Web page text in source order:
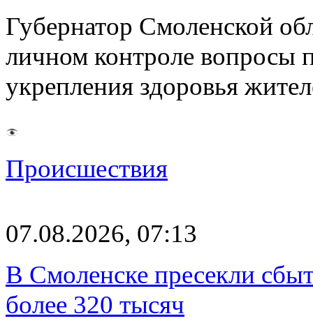
Губернатор Смоленской
личном контроле вопросы
укрепления здоровья
Происшествия
07.08.2026, 07:13
В Смоленске пресекли
более 320 тысяч